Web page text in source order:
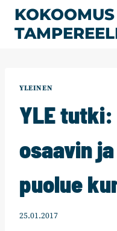
Siirry
sisältöön
KOKOOMUS
YLEINEN
YLE tutki:
osaavin
puolue
25.01.2017